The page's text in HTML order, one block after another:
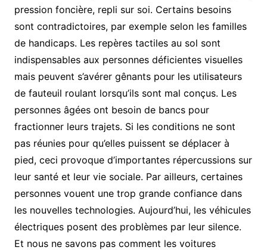
pression foncière, repli sur soi. Certains besoins
sont contradictoires, par exemple selon les familles
de handicaps. Les repères tactiles au sol sont
indispensables aux personnes déficientes visuelles
mais peuvent s’avérer gênants pour les utilisateurs
de fauteuil roulant lorsqu’ils sont mal conçus. Les
personnes âgées ont besoin de bancs pour
fractionner leurs trajets. Si les conditions ne sont
pas réunies pour qu’elles puissent se déplacer à
pied, ceci provoque d’importantes répercussions sur
leur santé et leur vie sociale. Par ailleurs, certaines
personnes vouent une trop grande confiance dans
les nouvelles technologies. Aujourd’hui, les véhicules
électriques posent des problèmes par leur silence.
Et nous ne savons pas comment les voitures